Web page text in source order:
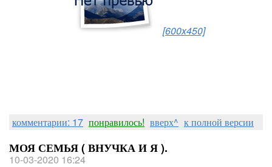
[600x450]
комментарии: 17 понравилось! вверх^ к полной версии
МОЯ СЕМЬЯ ( ВНУЧКА И Я ).
10-03-2020 16:24